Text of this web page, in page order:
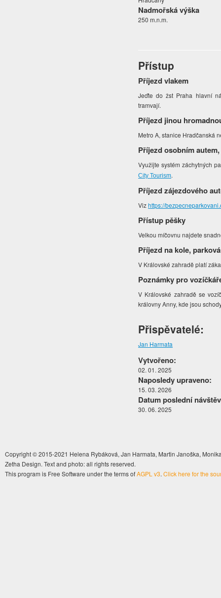
Nadmořská výška
250 m.n.m.
Přístup
Příjezd vlakem
Jeďte do žst Praha hlavní
tramvají.
Příjezd jinou
Metro A, stanice Hradčanská
Příjezd osobním
Využijte systém záchytných
City Tourism.
Příjezd zájezdového
Vizhttps://
Přístup pěšky
Velkou míčovnu najdete
Příjezd na kole,
V Královské zahradě platí
Poznámky pro
V Královské zahradě se
královny Anny, kde jsou
Přispěvatelé:
Jan Harmata
Vytvořeno:
02. 01. 2025
Naposledy upraveno:
15. 03. 2026
Datum poslední
30. 06. 2025
Copyright © 2015-2021 Helena Rybáková, Jan Harmata, Martin Janoška,
Zetha Design. Text and photo: all rights reserved.
This program is Free Software under the terms ofAGPL v3. Click here for the